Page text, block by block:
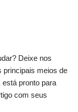
Deixe nos
principais meios de
pronto para
com seus